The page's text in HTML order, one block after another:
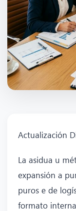
Actualización
La asidua u
expansión a
puros e de
formato